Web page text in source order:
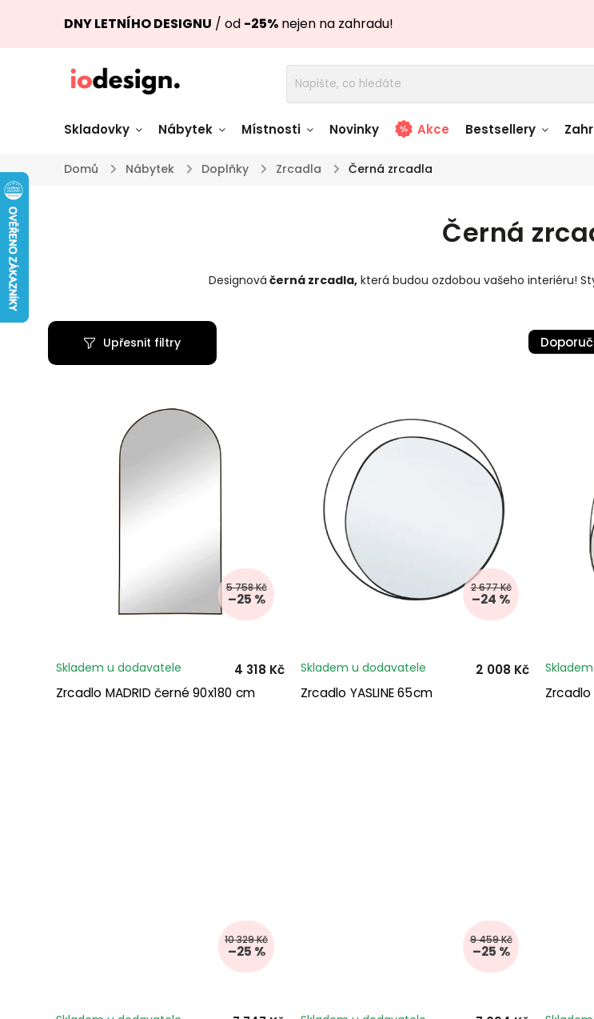
DNY LETNÍHO DESIGNU / od -25% nejen na zahradu!
Skladovky
Židle skladem
Zahradní nábytek
skladem
Doplňky a
Nádobí skladem
Nábytek Místnosti Novinky Akce Bestsellery
Domů / Nábytek / Doplňky / Zrcadla / Černá zrcadla
Černá
Designová černá zrcadla, která budou ozdobou vašeho interiéru!
Upřesnit filtry
5 758 Kč
–25 %
Zrcadlo MADRID černé 90x180 cm
Skladem u dodavatele 4 318 Kč
2 677 Kč
–24 %
Zrcadlo YASLINE 65cm
Skladem u dodavatele 2 008 Kč
Zrcadlo
10 329 Kč
–25 %
9 459 Kč
–25 %